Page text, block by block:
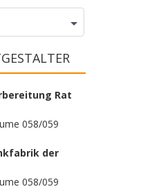
Rat
058/059
der
058/059